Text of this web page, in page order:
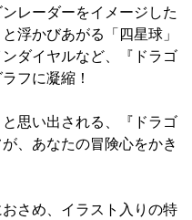
レーダーをイメージした
浮かびあがる「四星球」
ダイヤルなど、『ドラゴ
フに凝縮！
思い出される、『ドラゴ
、あなたの冒険心をかき
さめ、イラスト入りの特